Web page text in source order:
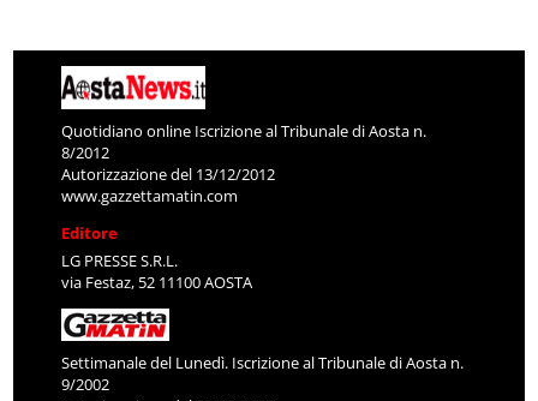
Quotidiano online Iscrizione al Tribunale di Aosta n.
8/2012
Autorizzazione del 13/12/2012
www.gazzettamatin.com
Editore
LG PRESSE S.R.L.
via Festaz, 52 11100 AOSTA
Settimanale del Lunedì. Iscrizione al Tribunale di Aosta n.
9/2002